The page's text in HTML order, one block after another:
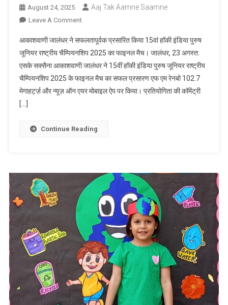
August 24, 2025 Aaj Tak Aamne Saamne
Leave A CommentOn
जालंधर
ने
सफलतापूर्वक
प्रसारित
किया
इंडिया
चैम्पियनशिप
2025
का
फाइनल
आकाशवाणी जालंधर ने सफलतापूर्वक प्रसारित किया 15वां हॉकी इंडिया पुरुष
जूनियर राष्ट्रीय चैम्पियनशिप 2025 का फाइनल मैच। जालंधर, 23 अगस्त:
एसके सक्सैना आकाशवाणी जालंधर ने 15वीं हॉकी इंडिया पुरुष जूनियर राष्ट्रीय
चैम्पियनशिप 2025 के फाइनल मैच का सफल प्रसारण एफ एम रेनबो 102.7
मेगाहर्ट्ज़ और न्यूज़ ऑन एयर मोबाइल ऐप पर किया। प्रतियोगिता की कॉमेंट्री
[…]
Continue Reading